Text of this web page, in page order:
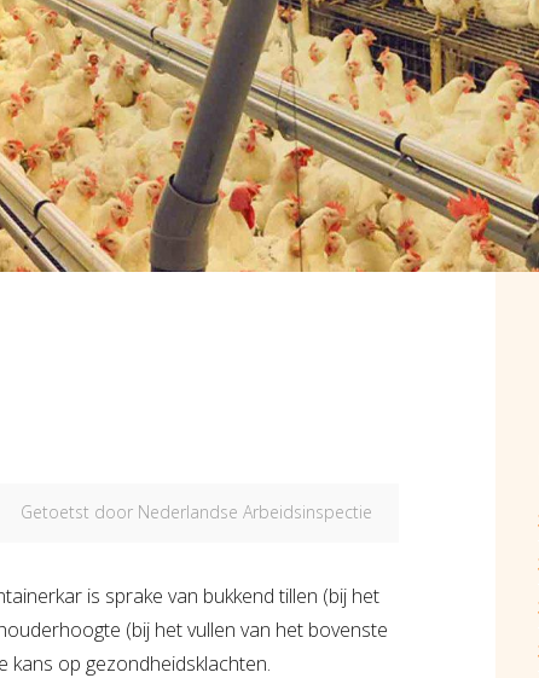
Getoetst door Nederlandse Arbeidsinspectie
is sprake van bukkend tillen (bij het
(bij het vullen van het bovenste
kans op gezondheidsklachten.